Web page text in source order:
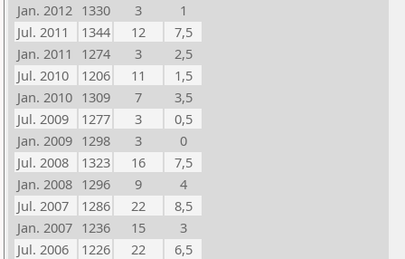
Jan. 2012 1330 3
1
Jul. 2011
1344 12
7,5
Jan. 2011
1274 3
2,5
Jul. 2010
1206 11
1,5
Jan. 2010 1309 7
3,5
Jul. 2009
1277 3
0,5
Jan. 2009 1298 3
0
Jul. 2008
1323 16
7,5
Jan. 2008 1296 9
4
Jul. 2007
1286 22
8,5
Jan. 2007 1236 15
3
Jul. 2006
1226 22
6,5